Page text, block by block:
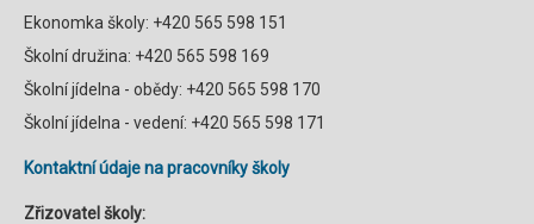
Ekonomka školy: +420 565 598 151
Školní družina: +420 565 598 169
Školní jídelna - obědy: +420 565 598 170
Školní jídelna - vedení: +420 565 598 171
Kontaktní údaje na pracovníky školy
Zřizovatel školy: